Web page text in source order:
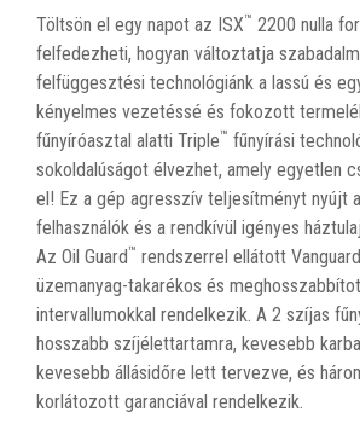
Töltsön el egy napot az ISX™ 2200 nulla
felfedezheti, hogyan változtatja
felfüggesztési technológiánk a lassú és
kényelmes vezetéssé és fokozott
fűnyíróasztal alatti Triple™ fűnyírási
sokoldalúságot élvezhet, amely egyetlen
el! Ez a gép agresszív teljesítményt nyújt
felhasználók és a rendkívül igényes
Az Oil Guard™ rendszerrel ellátott Vanguard
üzemanyag-takarékos és
intervallumokkal rendelkezik. A 2 szíjas
hosszabb szíjélettartamra, kevesebb
kevesebb állásidőre lett tervezve, és
korlátozott garanciával rendelkezik.